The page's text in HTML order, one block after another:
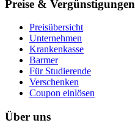
Preise & Vergünstigungen
Preisübersicht
Unternehmen
Krankenkasse
Barmer
Für Studierende
Ver­schen­ken
Coupon einlösen
Über uns